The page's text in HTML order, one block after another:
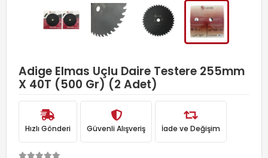
Adige Elmas Uçlu Daire Testere 255mm
X 40T (500 Gr) (2 Adet)
Hızlı Gönderi Güvenli Alışveriş İade ve Değişim